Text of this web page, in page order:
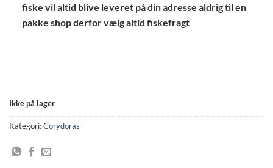
fiske vil altid blive leveret på din adresse aldrig til en
pakke shop derfor vælg altid fiskefragt
Ikke på lager
Kategori:Corydoras